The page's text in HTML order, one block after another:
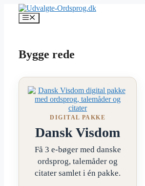
indhold
Menu
Bygge rede
DIGITAL PAKKE
Dansk Visdom
Få 3 e-bøger med danske
ordsprog, talemåder og
citater samlet i én pakke.